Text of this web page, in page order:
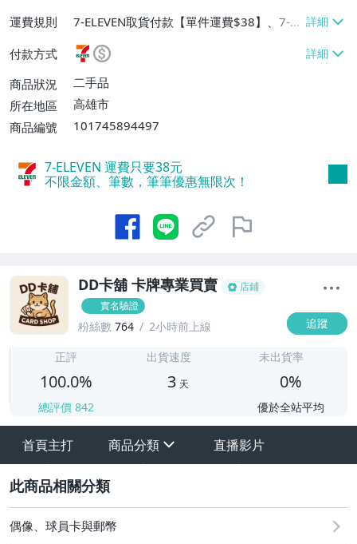
運費規則
7-ELEVEN取貨付款【單件運費$38】、7-EL
EVEN取貨不付款【單件運費$38】、面交/
自取/不寄送【免運費】
付款方式
商品狀況
二手品
所在地區
高雄市
商品編號
101745894497
7-ELEVEN 運費只要38元
不限金額、筆數，筆筆優惠無限次！
DD卡舖 卡牌專業買賣
店鋪
實名驗證
粉絲數 764 2小時前上線 追蹤
正評
100.0%
總評價 842
出貨速度
3 天
未出貨率
0%
優於全站平均
首頁主打 商品分類
需要寄售點這👋
8/9（日）結標
直播影片
偶像、球員卡與郵幣